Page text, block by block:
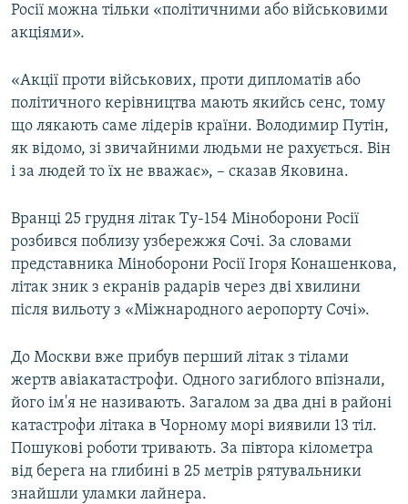
Росії можна тільки «політичними або військовими
акціями».
«Акції проти військових, проти дипломатів або
політичного керівництва мають якийсь сенс, тому
що лякають саме лідерів країни. Володимир Путін,
як відомо, зі звичайними людьми не рахується. Він
і за людей то їх не вважає», – сказав Яковина.
Вранці 25 грудня літак Ту-154 Міноборони Росії
розбився поблизу узбережжя Сочі. За словами
представника Міноборони Росії Ігоря Конашенкова,
літак зник з екранів радарів через дві хвилини
після вильоту з «Міжнародного аеропорту Сочі».
До Москви вже прибув перший літак з тілами
жертв авіакатастрофи. Одного загиблого впізнали,
його ім'я не називають. Загалом за два дні в районі
катастрофи літака в Чорному морі виявили 13 тіл.
Пошукові роботи тривають. За півтора кілометра
від берега на глибині в 25 метрів рятувальники
знайшли уламки лайнера.